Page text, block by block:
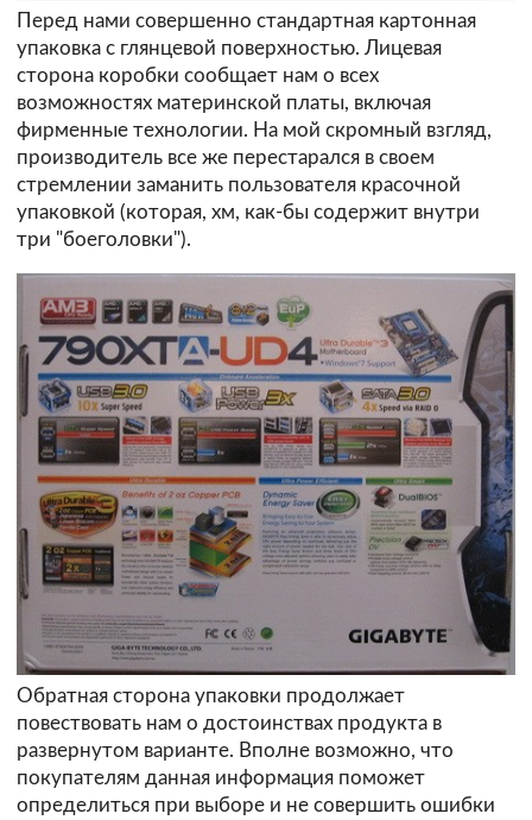
Перед нами совершенно стандартная картонная
упаковка с глянцевой поверхностью. Лицевая
сторона коробки сообщает нам о всех
возможностях материнской платы, включая
фирменные технологии. На мой скромный взгляд,
производитель все же перестарался в своем
стремлении заманить пользователя красочной
упаковкой (которая, хм, как-бы содержит внутри
три "боеголовки").
Обратная сторона упаковки продолжает
повествовать нам о достоинствах продукта в
развернутом варианте. Вполне возможно, что
покупателям данная информация поможет
определиться при выборе и не совершить ошибки